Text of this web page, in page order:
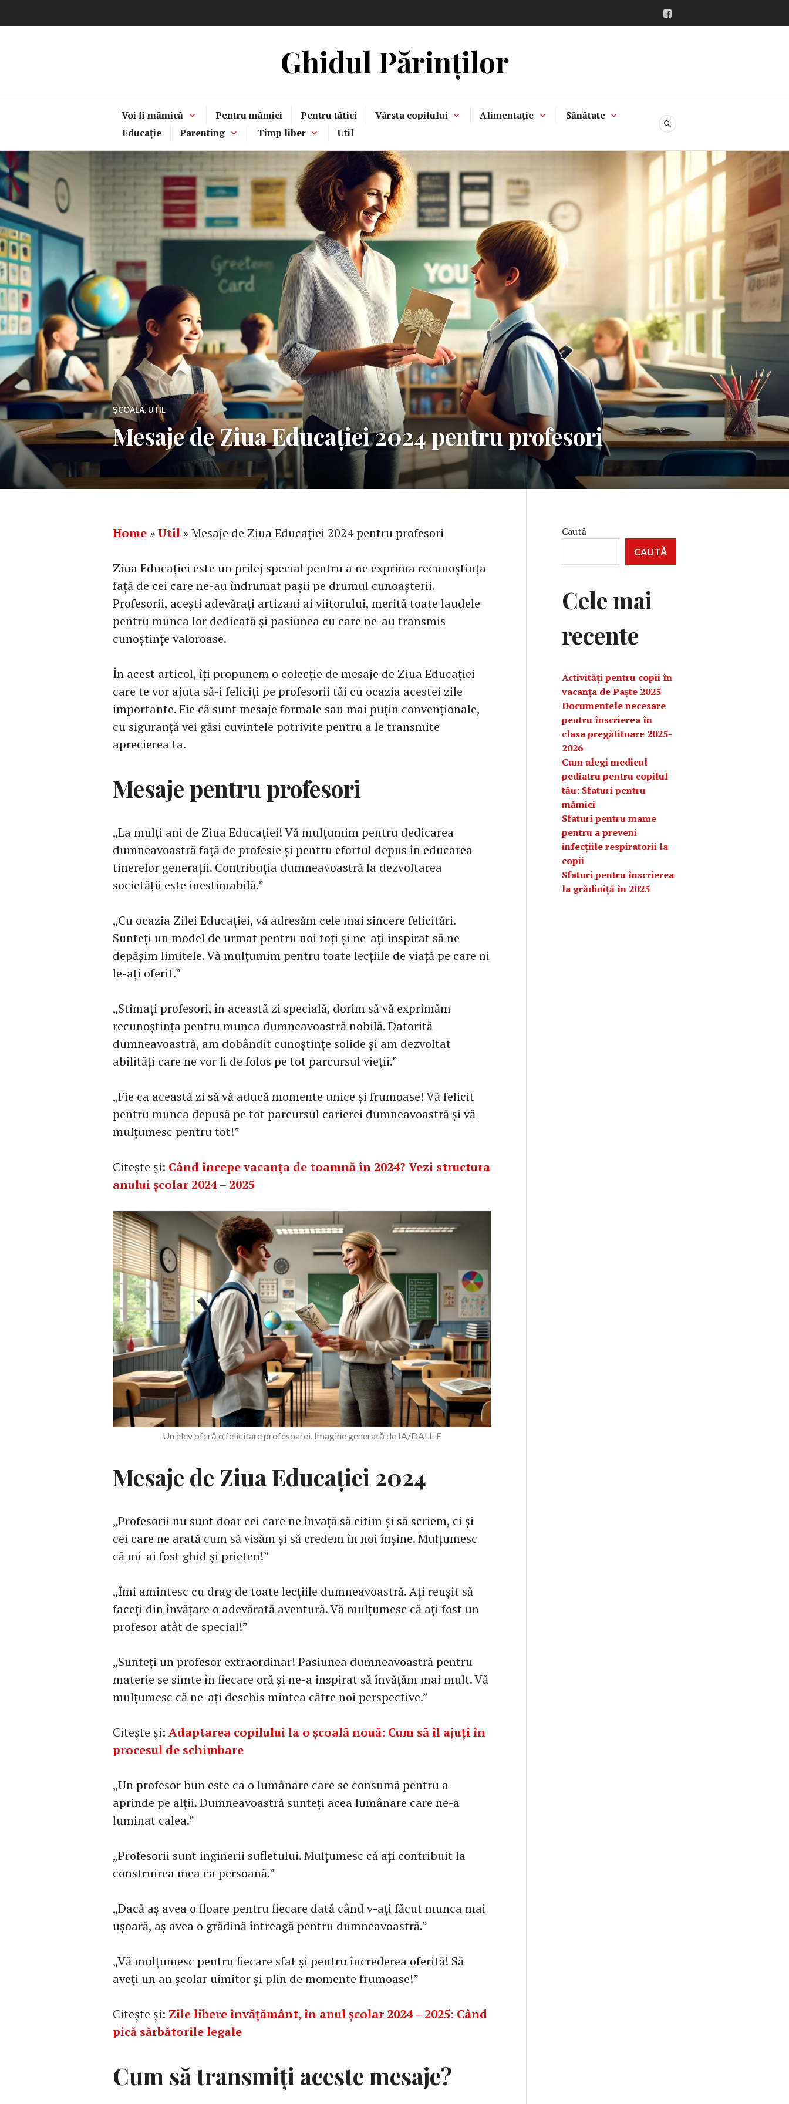
la
Ghidul Părinților
Voi fi mămică Pentru mămici Pentru tătici Vârsta copilului Alimentație
Sănătate
Educație
Parenting Timp liber Util
CĂUTARE
ȘCOALĂ, UTIL
Mesaje de Ziua Educației 2024 pentru profesori
Home »Util »Mesaje de Ziua Educației 2024 pentru profesori
Ziua Educației este un prilej special pentru a ne exprima recunoștința
față de cei care ne-au îndrumat pașii pe drumul cunoașterii.
Profesorii, acești adevărați artizani ai viitorului, merită toate laudele
pentru munca lor dedicată și pasiunea cu care ne-au transmis
cunoștințe valoroase.
În acest articol, îți propunem o colecție de mesaje de Ziua Educației
care te vor ajuta să-i feliciți pe profesorii tăi cu ocazia acestei zile
importante. Fie că sunt mesaje formale sau mai puțin convenționale,
cu siguranță vei găsi cuvintele potrivite pentru a le transmite
aprecierea ta.
Mesaje pentru profesori
„La mulți ani de Ziua Educației! Vă mulțumim pentru dedicarea
dumneavoastră față de profesie și pentru efortul depus în educarea
tinerelor generații. Contribuția dumneavoastră la dezvoltarea
societății este inestimabilă.”
„Cu ocazia Zilei Educației, vă adresăm cele mai sincere felicitări.
Sunteți un model de urmat pentru noi toți și ne-ați inspirat să ne
depășim limitele. Vă mulțumim pentru toate lecțiile de viață pe care ni
le-ați oferit.”
„Stimați profesori, în această zi specială, dorim să vă exprimăm
recunoștința pentru munca dumneavoastră nobilă. Datorită
dumneavoastră, am dobândit cunoștințe solide și am dezvoltat
abilități care ne vor fi de folos pe tot parcursul vieții.”
„Fie ca această zi să vă aducă momente unice și frumoase! Vă felicit
pentru munca depusă pe tot parcursul carierei dumneavoastră și vă
mulțumesc pentru tot!”
Citește și: Când începe vacanța de toamnă în 2024? Vezi structura
anului școlar 2024 – 2025
Un elev oferă o felicitare profesoarei. Imagine generată de IA/DALL-E
Mesaje de Ziua Educației 2024
„Profesorii nu sunt doar cei care ne învață să citim și să scriem, ci și
cei care ne arată cum să visăm și să credem în noi înșine. Mulțumesc
că mi-ai fost ghid și prieten!”
„Îmi amintesc cu drag de toate lecțiile dumneavoastră. Ați reușit să
faceți din învățare o adevărată aventură. Vă mulțumesc că ați fost un
profesor atât de special!”
„Sunteți un profesor extraordinar! Pasiunea dumneavoastră pentru
materie se simte în fiecare oră și ne-a inspirat să învățăm mai mult. Vă
mulțumesc că ne-ați deschis mintea către noi perspective.”
Citește și: Adaptarea copilului la o școală nouă: Cum să îl ajuți în
procesul de schimbare
„Un profesor bun este ca o lumânare care se consumă pentru a
aprinde pe alții. Dumneavoastră sunteți acea lumânare care ne-a
luminat calea.”
„Profesorii sunt inginerii sufletului. Mulțumesc că ați contribuit la
construirea mea ca persoană.”
„Dacă aș avea o floare pentru fiecare dată când v-ați făcut munca mai
ușoară, aș avea o grădină întreagă pentru dumneavoastră.”
„Vă mulțumesc pentru fiecare sfat și pentru încrederea oferită! Să
aveți un an școlar uimitor și plin de momente frumoase!”
Citește și: Zile libere învățământ, în anul școlar 2024 – 2025: Când
pică sărbătorile legale
Cum să transmiți aceste mesaje?
Caută
CAUTĂ
Cele mai
recente
Activități pentru copii în
vacanța de Paște 2025
Documentele necesare
pentru înscrierea în
clasa pregătitoare 2025-
2026
Cum alegi medicul
pediatru pentru copilul
tău: Sfaturi pentru
mămici
Sfaturi pentru mame
pentru a preveni
infecțiile respiratorii la
copii
Sfaturi pentru înscrierea
la grădiniță în 2025